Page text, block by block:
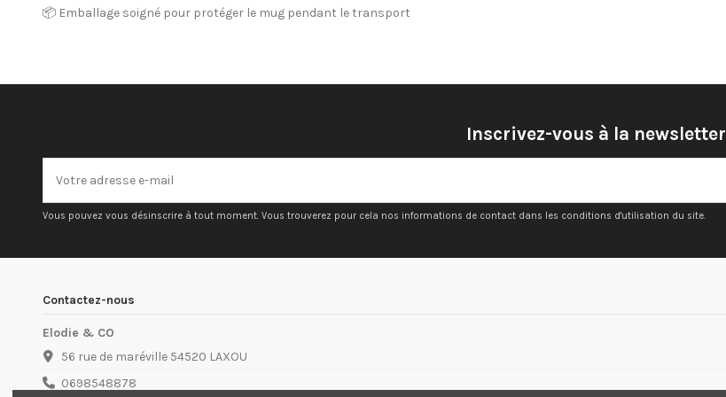
📦 Emballage soigné pour protéger le mug pendant le transport
Inscrivez-vous à la newsletter
Vous pouvez vous désinscrire à tout moment. Vous trouverez pour cela nos informations de contact dans les conditions d'utilisation du site.
Contactez-nous
Elodie & CO
56 rue de maréville 54520 LAXOU
0698548878